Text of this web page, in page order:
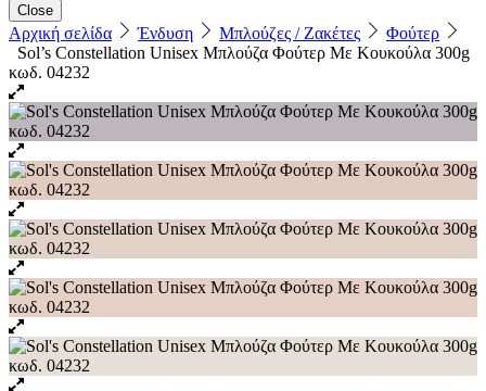
Close
Αρχική σελίδα Ένδυση Μπλούζες / Ζακέτες
Φούτερ
Sol’s Constellation Unisex Μπλούζα Φούτερ Με Κουκούλα 300g
κωδ. 04232